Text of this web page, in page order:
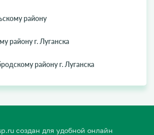
району
району г. Луганска
району г. Луганска
создан для удобной онлайн